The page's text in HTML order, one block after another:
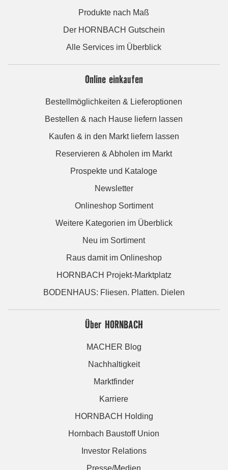
Produkte nach Maß
Der HORNBACH Gutschein
Alle Services im Überblick
Online einkaufen
Bestellmöglichkeiten & Lieferoptionen
Bestellen & nach Hause liefern lassen
Kaufen & in den Markt liefern lassen
Reservieren & Abholen im Markt
Prospekte und Kataloge
Newsletter
Onlineshop Sortiment
Weitere Kategorien im Überblick
Neu im Sortiment
Raus damit im Onlineshop
HORNBACH Projekt-Marktplatz
BODENHAUS: Fliesen. Platten. Dielen
Über HORNBACH
MACHER Blog
Nachhaltigkeit
Marktfinder
Karriere
HORNBACH Holding
Hornbach Baustoff Union
Investor Relations
Presse/Medien